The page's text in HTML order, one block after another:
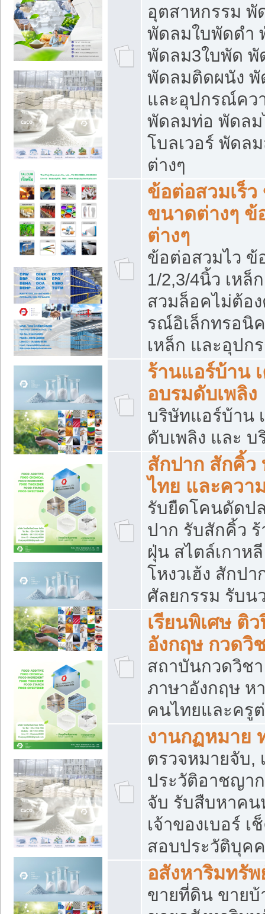
อุตสาหกรรม
พัดลมใบพัดดำ
พัดลม3ใบพัด พั
พัดลมติดผนัง
และอุปกรณ์คว
พัดลมท่อ พัดลม
โบลเวอร์ พัดล
ต่างๆ
ข้อต่อสวมเร็
ขนาดต่างๆ ข้
ต่างๆ
ข้อต่อสวมไว ข้
1/2,3/4นิ้ว เหล็
สวมล็อคไม่ต้อ
รณ์อิเล็กทรอนิ
เหล็ก และอุปก
ร้านแอร์บ้าน
อบรมดับเพลิง
บริษัทแอร์บ้าน
ดับเพลิง และ
สักปาก สักคิ้
ไทย และควา
รับยืดโคนดัดป
ปาก รับสักคิ้ว
ฝุ่น สไตล์เกาห
โหงวเฮ้ง สักป
ศัลยกรรม รับน
เรียนพิเศษ ติ
อังกฤษ กวดวิ
สถาบันกวดวิช
ภาษาอังกฤษ ห
คนไทยและครู
งานกฏหมาย
ตรวจหมายจับ,
ประวัติอาชญา
จับ รับสืบหาคน
เจ้าของเบอร์
สอบประวัติบุค
อสังหาริมทรัพ
ขายที่ดิน ขายบ้